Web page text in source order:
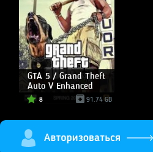
GTA 5 / Grand Theft
Auto V Enhanced
8 91.74 GB